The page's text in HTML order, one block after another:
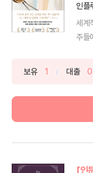
인플
세계
주들
보유 1 대출 0
[인